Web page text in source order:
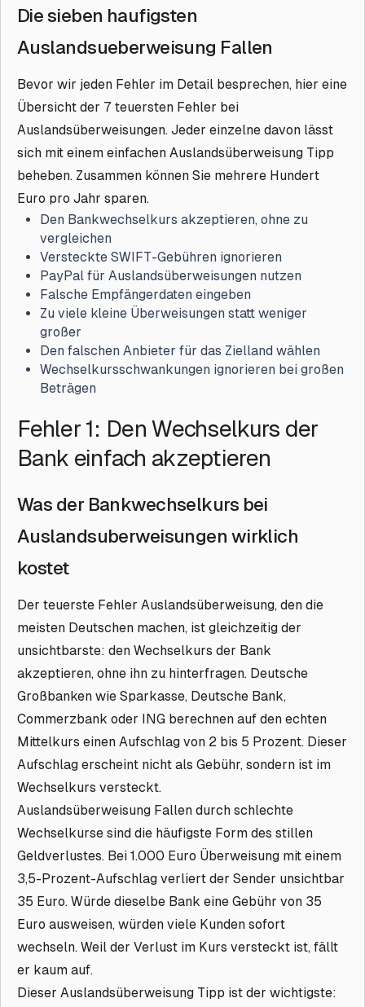
Die sieben haufigsten
Auslandsueberweisung Fallen
Bevor wir jeden Fehler im Detail besprechen, hier eine
Übersicht der 7 teuersten Fehler bei
Auslandsüberweisungen. Jeder einzelne davon lässt
sich mit einem einfachen Auslandsüberweisung Tipp
beheben. Zusammen können Sie mehrere Hundert
Euro pro Jahr sparen.
Den Bankwechselkurs akzeptieren, ohne zu
vergleichen
Versteckte SWIFT-Gebühren ignorieren
PayPal für Auslandsüberweisungen nutzen
Falsche Empfängerdaten eingeben
Zu viele kleine Überweisungen statt weniger
großer
Den falschen Anbieter für das Zielland wählen
Wechselkursschwankungen ignorieren bei großen
Beträgen
Fehler 1: Den Wechselkurs der
Bank einfach akzeptieren
Was der Bankwechselkurs bei
Auslandsuberweisungen wirklich
kostet
Der teuerste Fehler Auslandsüberweisung, den die
meisten Deutschen machen, ist gleichzeitig der
unsichtbarste: den Wechselkurs der Bank
akzeptieren, ohne ihn zu hinterfragen. Deutsche
Großbanken wie Sparkasse, Deutsche Bank,
Commerzbank oder ING berechnen auf den echten
Mittelkurs einen Aufschlag von 2 bis 5 Prozent. Dieser
Aufschlag erscheint nicht als Gebühr, sondern ist im
Wechselkurs versteckt.
Auslandsüberweisung Fallen durch schlechte
Wechselkurse sind die häufigste Form des stillen
Geldverlustes. Bei 1.000 Euro Überweisung mit einem
3,5-Prozent-Aufschlag verliert der Sender unsichtbar
35 Euro. Würde dieselbe Bank eine Gebühr von 35
Euro ausweisen, würden viele Kunden sofort
wechseln. Weil der Verlust im Kurs versteckt ist, fällt
er kaum auf.
Dieser Auslandsüberweisung Tipp ist der wichtigste: